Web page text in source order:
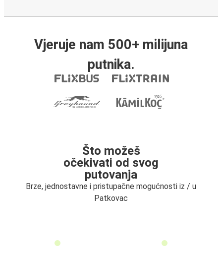
Vjeruje nam 500+ milijuna
putnika.
Što možeš
očekivati od svog
putovanja
Brze, jednostavne i pristupačne mogućnosti iz / u
Patkovac